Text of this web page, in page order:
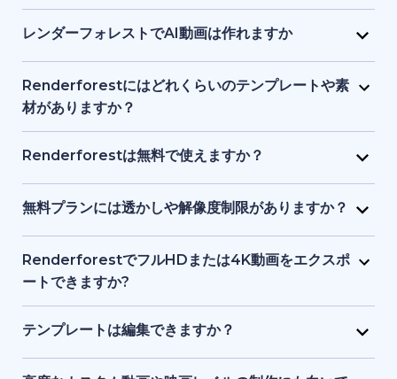
います。
デアを入力するだけで、プラットフォーム側がビジュ
アル、タイミング、構成を処理します。デザインや動
Renderforest は、マーケティング動画、解説動画、
プレゼン資料、イントロ動画、教育用コンテンツ、
ト、ストック映像、AI 生成画像やアニメーションな
ど、目的に応じてアニメーション動画・実写動画のど
ちらも制作できます。
レンダーフォレストでAI動画は作れますか
はい。Renderforest の生成系AIは、テキストやアイ
デアをフル動画に変換します。AI生成アニメーショ
ン、ストック素材シーン、AI生成画像などを使った動
画ストーリーテリングが可能です。
Renderforestにはどれくらいのテンプレートや素
材がありますか？
Renderforest には数千点におよぶ事前デザイン済み
動画テンプレートと、豊富なストック動画、画像、音
随時追加されるため、常に最新かつプロ品質の素材を
利用できます。
Renderforestは無料で使えますか？
はい。Renderforestには無料プランがあり、基本的な
テンプレートやツールにアクセスできます。ただし、
度も有料プランより制限されます。
無料プランには透かしや解像度制限がありますか？
はい。無料プランで作成した動画にはRenderforestの
透かしが入り、標準解像度での書き出しとなります。
有料プランでは透かしが削除され、フルHDや4Kなど
高品質で書き出せます。
RenderforestでフルHDまたは4K動画をエクスポ
ートできますか?
はい。有料プランでフルHDや4Kエクスポートが可能
です。無料プランでは透かし付き、標準画質になりま
テンプレートは編集できますか？
はい。すべてのテンプレートは、テキスト、カラー、